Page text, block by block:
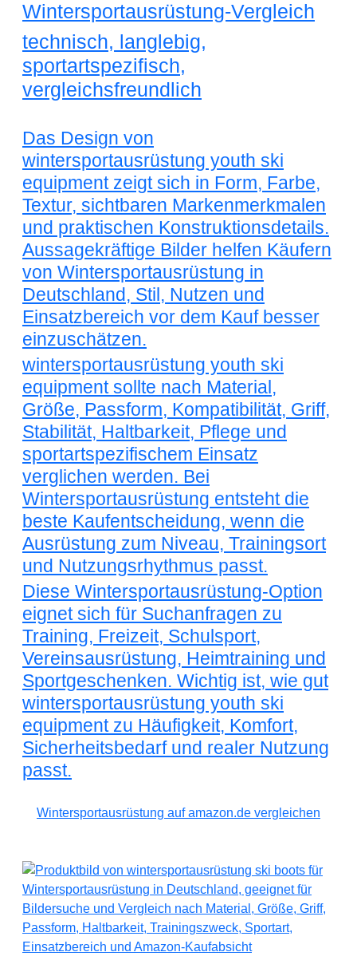
Wintersportausrüstung-Vergleich
technisch, langlebig,
sportartspezifisch,
vergleichsfreundlich
Das Design von
wintersportausrüstung youth ski
equipment zeigt sich in Form, Farbe,
Textur, sichtbaren Markenmerkmalen
und praktischen Konstruktionsdetails.
Aussagekräftige Bilder helfen Käufern
von Wintersportausrüstung in
Deutschland, Stil, Nutzen und
Einsatzbereich vor dem Kauf besser
einzuschätzen.
wintersportausrüstung youth ski
equipment sollte nach Material,
Größe, Passform, Kompatibilität, Griff,
Stabilität, Haltbarkeit, Pflege und
sportartspezifischem Einsatz
verglichen werden. Bei
Wintersportausrüstung entsteht die
beste Kaufentscheidung, wenn die
Ausrüstung zum Niveau, Trainingsort
und Nutzungsrhythmus passt.
Diese Wintersportausrüstung-Option
eignet sich für Suchanfragen zu
Training, Freizeit, Schulsport,
Vereinsausrüstung, Heimtraining und
Sportgeschenken. Wichtig ist, wie gut
wintersportausrüstung youth ski
equipment zu Häufigkeit, Komfort,
Sicherheitsbedarf und realer Nutzung
passt.
Wintersportausrüstung auf amazon.de vergleichen